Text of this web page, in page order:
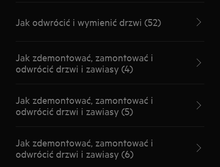
Jak odwrócić i wymienić drzwi (52)
Jak zdemontować, zamontować i
odwrócić drzwi i zawiasy (4)
Jak zdemontować, zamontować i
odwrócić drzwi i zawiasy (5)
Jak zdemontować, zamontować i
odwrócić drzwi i zawiasy (6)